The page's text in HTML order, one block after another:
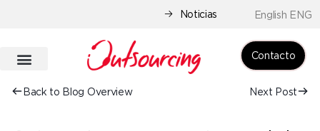
Noticias English ENG
Contacto
Back to Blog Overview Next Post